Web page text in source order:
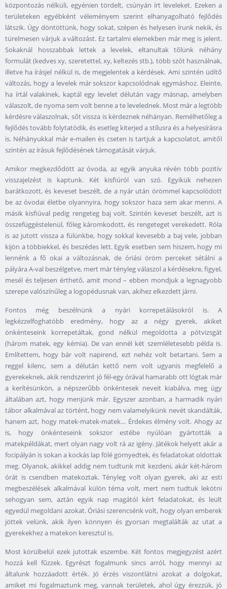
központozás nélküli, egyénien tördelt, csúnyán írt leveleket. Ezeken a
területeken egyébként véleményem szerint elhanyagolható fejlődés
látszik. Úgy döntöttünk, hogy sokat, szépen és helyesen írunk nekik, és
türelmesen várjuk a változást. Ez tartalmi elemekben már meg is jelent.
Sokaknál hosszabbak lettek a levelek, eltanultak tőlünk néhány
formulát (kedves xy, szeretettel, xy, keltezés stb.), több szót használnak,
illetve ha írásjel nélkül is, de megjelentek a kérdések. Ami szintén üdítő
változás, hogy a levelek már sokszor kapcsolódnak egymáshoz. Eleinte,
ha írtál valakinek, kaptál egy levelet délután vagy másnap, amelyben
válaszolt, de nyoma sem volt benne a te levelednek. Most már a legtöbb
kérdésre válaszolnak, sőt vissza is kérdeznek néhányan. Remélhetőleg a
fejlődés tovább folytatódik, és esetleg kiterjed a stílusra és a helyesírásra
is. Néhányukkal már e-mailen és cseten is tartjuk a kapcsolatot, amitől
szintén az írásuk fejlődésének támogatását várjuk.
Amikor megkezdődött az óvoda, az egyik anyuka révén több pozitív
visszajelzést is kaptunk. Két kisfiúról van szó. Egyikük nehezen
barátkozott, és keveset beszélt, de a nyár után örömmel kapcsolódott
be az óvodai életbe olyannyira, hogy sokszor haza sem akar menni. A
másik kisfiúval pedig rengeteg baj volt. Szintén keveset beszélt, azt is
összefüggéstelenül, főleg káromkodott, és rengeteget verekedett. Róla
is az jutott vissza a fülünkbe, hogy sokkal kevesebb a baj vele, jobban
kijön a többiekkel, és beszédes lett. Egyik esetben sem hiszem, hogy mi
lennénk a fő okai a változásnak, de óriási öröm perceket sétálni a
pályára A-val beszélgetve, mert már tényleg válaszol a kérdésekre, figyel,
mesél és teljesen érthető, amit mond – ebben mondjuk a legnagyobb
szerepe valószínűleg a logopédusnak van, akihez elkezdett járni.
Fontos még beszélnünk a nyári korrepetálásokról is. A
legkézzelfoghatóbb eredmény, hogy az a négy gyerek, akiket
önkénteseink korrepetáltak, gond nélkül megoldotta a pótvizsgát
(három matek, egy kémia). De van ennél két szemléletesebb példa is.
Említettem, hogy bár volt napirend, ezt nehéz volt betartani. Sem a
reggel kilenc, sem a délután kettő nem volt ugyanis megfelelő a
gyerekeknek, akik rendszerint jó fél-egy órával hamarabb ott lógtak már
a kerítésünkön, a népszerűbb önkéntesek neveit kiabálva, meg úgy
általában azt, hogy menjünk már. Egyszer azonban, a harmadik nyári
tábor alkalmával az történt, hogy nem valamelyikünk nevét skandálták,
hanem azt, hogy matek-matek-matek… Érdekes élmény volt. Ahogy az
is, hogy önkénteseink sokszor estébe nyúlóan gyártották a
matekpéldákat, mert olyan nagy volt rá az igény. Játékok helyett akár a
focipályán is sokan a kockás lap fölé görnyedtek, és feladatokat oldottak
meg. Olyanok, akikkel addig nem tudtunk mit kezdeni, akár két-három
órát is csendben matekoztak. Tényleg volt olyan gyerek, aki az esti
megbeszélések alkalmával külön téma volt, mert nem tudtuk lekötni
sehogyan sem, aztán egyik nap magától kért feladatokat, és leült
egyedül megoldani azokat. Óriási szerencsénk volt, hogy olyan emberek
jöttek velünk, akik ilyen könnyen és gyorsan megtalálták az utat a
gyerekekhez a matekon keresztül is.
Most körülbelül ezek jutottak eszembe. Két fontos megjegyzést azért
hozzá kell fűzzek. Egyrészt fogalmunk sincs arról, hogy mennyi az
általunk hozzáadott érték. Jó érzés viszontlátni azokat a dolgokat,
amiket mi fogalmaztunk meg, vannak területek, ahol úgy érezzük, jó